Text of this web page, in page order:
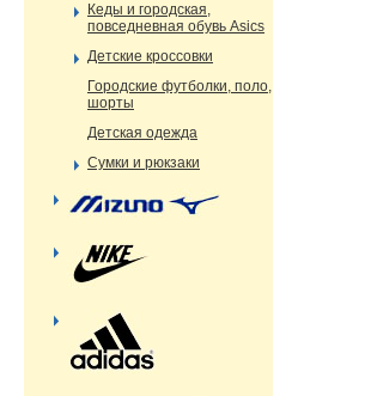
Кеды и городская,
повседневная обувь Asics
Детские кроссовки
Городские футболки, поло,
шорты
Детская одежда
Сумки и рюкзаки